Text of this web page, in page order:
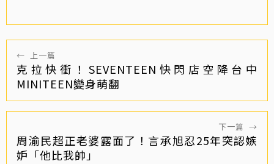
← 上一篇
克拉快衝！SEVENTEEN快閃店空降台中
MINITEEN變身萌翻
下一篇 →
周渝民超正老婆露面了！言承旭忍25年突認嫉
妒「他比我帥」